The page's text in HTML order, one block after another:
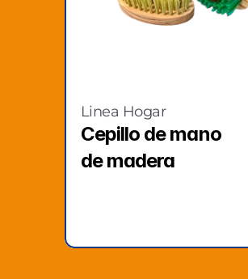
Linea Hogar
Cepillo de mano
de madera